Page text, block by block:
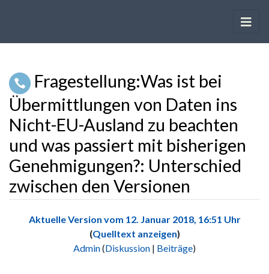
Fragestellung:Was ist bei
Übermittlungen von Daten ins
Nicht-EU-Ausland zu beachten
und was passiert mit bisherigen
Genehmigungen?: Unterschied
zwischen den Versionen
Wechseln zu:Navigation,Suche
Aktuelle Version vom 12. Januar 2018, 16:51 Uhr
(Quelltext anzeigen)
Admin(Diskussion | Beiträge)